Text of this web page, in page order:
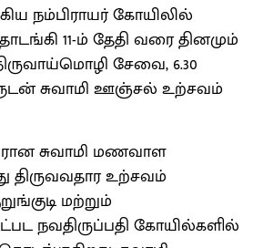
நம்பிராயர் கோயிலில்
11-ம் தேதி வரை தினமும்
சேவை, 6.30
சுவாமி ஊஞ்சல் உற்சவம்
சுவாமி மணவாள
திருவவதார உற்சவம்
மற்றும்
நவதிருப்பதி கோயில்களில்